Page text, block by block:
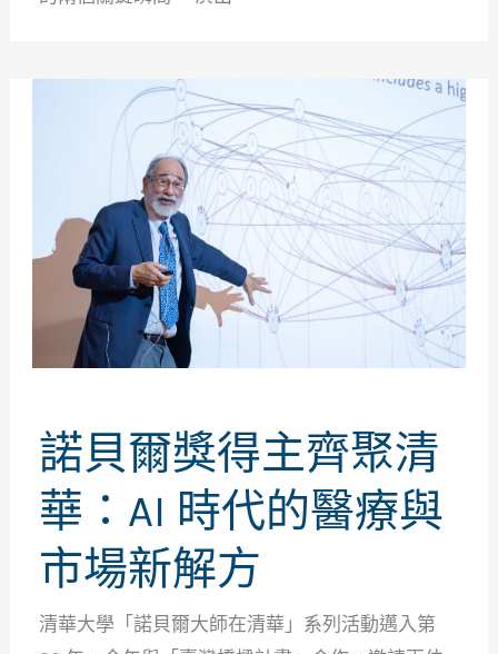
諾貝爾獎得主齊聚清
華：AI 時代的醫療與
市場新解方
清華大學「諾貝爾大師在清華」系列活動邁入第